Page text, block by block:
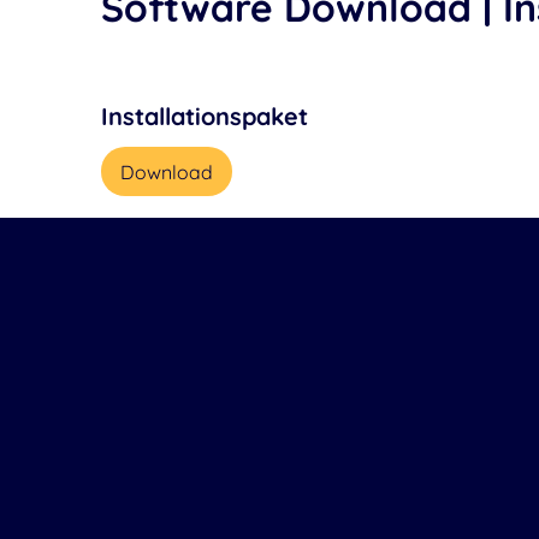
Installationspaket
Download